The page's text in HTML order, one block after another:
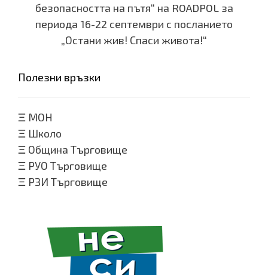
безопасността на пътя“ на ROADPOL за
периода 16-22 септември с посланието
„Остани жив! Спаси живота!“
Полезни връзки
Ξ МОН
Ξ Школо
Ξ Община Търговище
Ξ РУО Търговище
Ξ РЗИ Търговище